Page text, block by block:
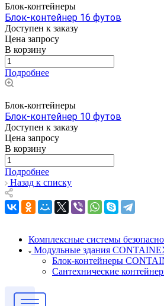
Блок-контейнеры
Блок-контейнер 16 футов
Доступен к заказу
Цена запросу
В корзину
Подробнее
Блок-контейнеры
Блок-контейнер 10 футов
Доступен к заказу
Цена запросу
В корзину
Подробнее
Назад к списку
Комплексные системы
Модульные здания
Блок-контейнеры
Сантехнические